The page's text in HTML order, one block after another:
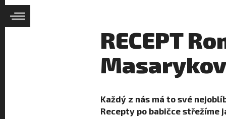
RECEPT
Každý z nás má to své
Recepty po babičce střežíme